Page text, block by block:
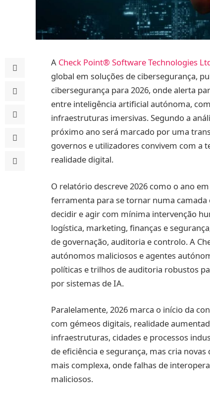
A Check Point® Software Technologies
global em soluções de cibersegurança,
cibersegurança para 2026, onde alerta
entre inteligência artificial autónoma,
infraestruturas imersivas. Segundo a
próximo ano será marcado por uma
governos e utilizadores convivem com a
realidade digital.
O relatório descreve 2026 como o ano
ferramenta para se tornar numa camada
decidir e agir com mínima intervenção
logística, marketing, finanças e
de governação, auditoria e controlo. A
autónomos maliciosos e agentes
políticas e trilhos de auditoria robustos
por sistemas de IA.
Paralelamente, 2026 marca o início da
com gémeos digitais, realidade
infraestruturas, cidades e processos
de eficiência e segurança, mas cria
mais complexa, onde falhas de
maliciosos.